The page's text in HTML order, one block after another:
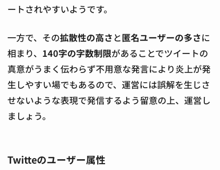
ートされやすいようです。
一方で、その拡散性の高さと匿名ユーザーの多さに
相まり、 140字の字数制限があることでツイートの
真意がうまく伝わらず不用意な発言により炎上が発
生しやすい場でもあるので、運営には誤解を生じさ
せないような表現で発信するよう留意の上、運営し
ましょう。
Twitteのユーザー属性